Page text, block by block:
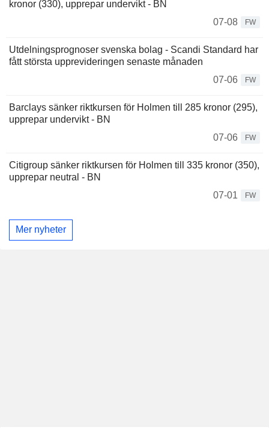
kronor (330), upprepar undervikt - BN
07-08
FW
Utdelningsprognoser svenska bolag - Scandi Standard har
fått största upprevideringen senaste månaden
07-06
FW
Barclays sänker riktkursen för Holmen till 285 kronor (295),
upprepar undervikt - BN
07-06
FW
Citigroup sänker riktkursen för Holmen till 335 kronor (350),
upprepar neutral - BN
07-01
FW
Mer nyheter